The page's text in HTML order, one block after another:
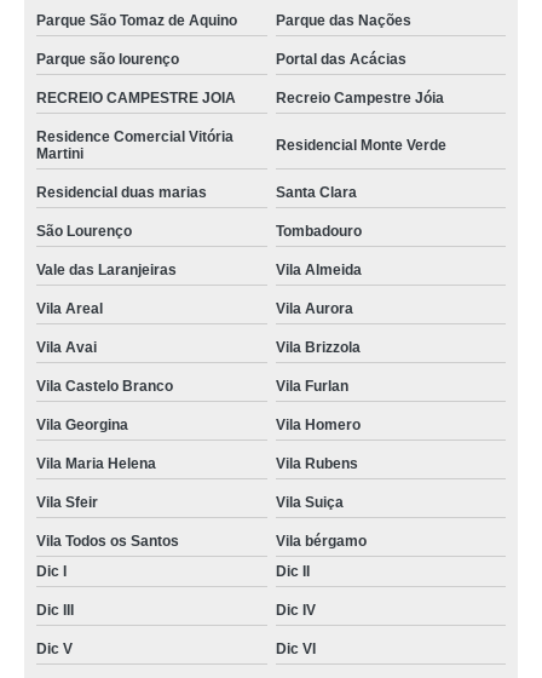
Parque São Tomaz de Aquino Parque das Nações
Parque são lourenço Portal das Acácias
RECREIO CAMPESTRE JOIA Recreio Campestre Jóia
Residence Comercial Vitória
Martini
Residencial Monte Verde
Residencial duas marias Santa Clara
São Lourenço Tombadouro
Vale das Laranjeiras Vila Almeida
Vila Areal Vila Aurora
Vila Avai Vila Brizzola
Vila Castelo Branco Vila Furlan
Vila Georgina Vila Homero
Vila Maria Helena Vila Rubens
Vila Sfeir Vila Suiça
Vila Todos os Santos
Vila bérgamo
Dic I
Dic II
Dic III Dic IV
Dic V Dic VI